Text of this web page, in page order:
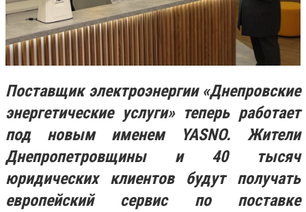
Поставщик электроэнергии «Днепровские
энергетические услуги» теперь работает
под новым именем YASNO. Жители
Днепропетровщины и 40 тысяч
юридических клиентов будут получать
европейский сервис по поставке